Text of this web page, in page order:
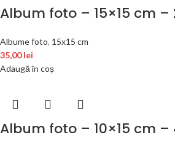
Album foto – 15×15 cm –
Albume foto, 15x15 cm
35,00lei
Adaugă în coș
Album foto – 10×15 cm